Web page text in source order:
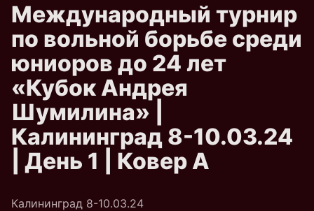
Международный турнир
по вольной борьбе среди
юниоров до 24 лет
«Кубок Андрея
Шумилина» |
Калининград 8-10.03.24
| День 1 | Ковер A
Калининград 8-10.03.24